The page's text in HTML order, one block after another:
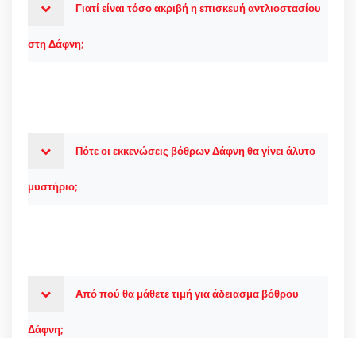
Γιατί είναι τόσο ακριβή η επισκευή αντλιοστασίου
στη Δάφνη;
Πότε οι εκκενώσεις βόθρων Δάφνη θα γίνει άλυτο
μυστήριο;
Από πού θα μάθετε τιμή για άδειασμα βόθρου
Δάφνη;